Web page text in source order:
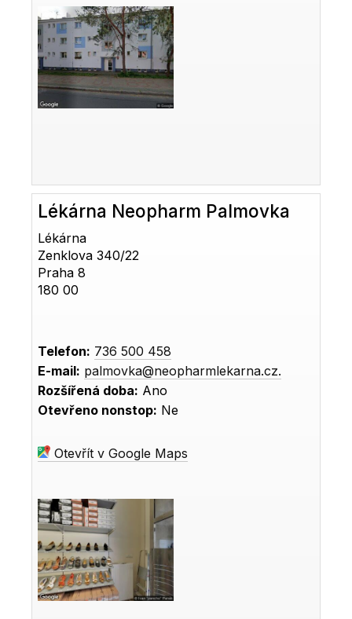
Lékárna Neopharm Palmovka
Lékárna
Zenklova 340/22
Praha 8
180 00
Telefon: 736 500 458
E-mail: palmovka@neopharmlekarna.cz.
Rozšířená doba: Ano
Otevřeno nonstop: Ne
Otevřít v Google Maps